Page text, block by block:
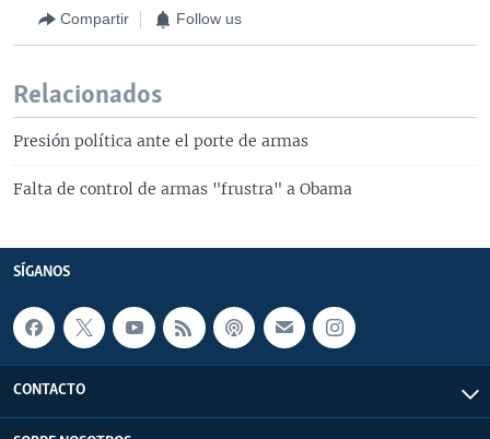
Compartir Follow us
Relacionados
Presión política ante el porte de armas
Falta de control de armas "frustra" a Obama
SÍGANOS
CONTACTO